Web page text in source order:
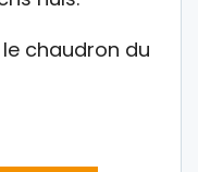
chaudron du